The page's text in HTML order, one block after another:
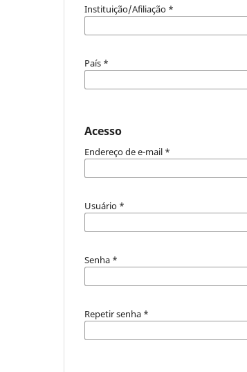
Instituição/Afiliação *
País *
Acesso
Endereço de e-mail *
Usuário *
Senha *
Repetir senha *